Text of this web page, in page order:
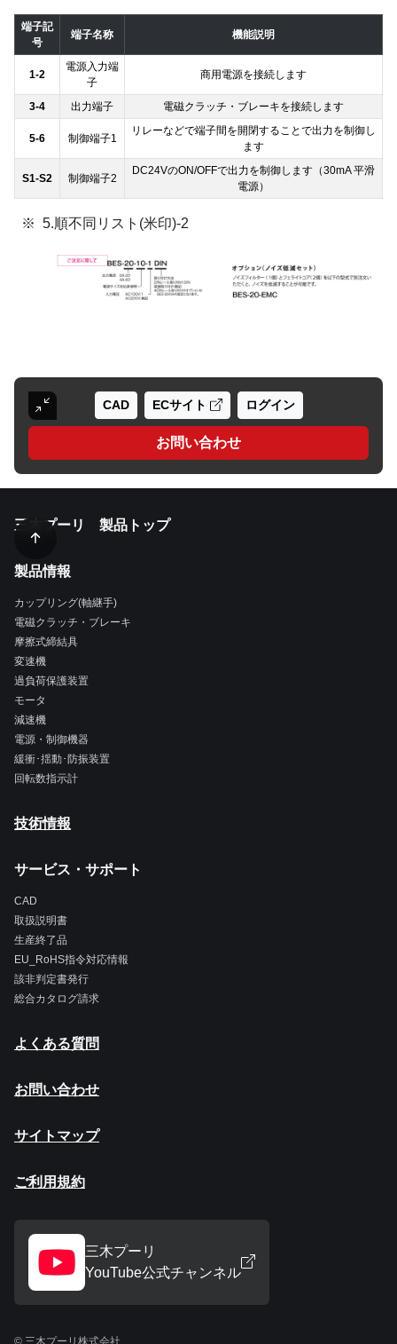
端子記
号
端子名称 機能説明
1-2
電源入力端
子
商用電源を接続します
3-4 出力端子 電磁クラッチ・ブレーキを接続します
5-6 制御端子1
リレーなどで端子間を開閉することで出力を制御し
ます
S1-S2 制御端子2
DC24VのON/OFFで出力を制御します（30mA 平滑
電源）
5.順不同リスト(米印)-2
CAD ECサイト ログイン
お問い合わせ
三木プーリ 製品トップ
製品情報
カップリング(軸継手)
電磁クラッチ・ブレーキ
摩擦式締結具
変速機
過負荷保護装置
モータ
減速機
電源・制御機器
緩衝･揺動･防振装置
回転数指示計
技術情報
サービス・サポート
CAD
取扱説明書
生産終了品
EU_RoHS指令対応情報
該非判定書発行
総合カタログ請求
よくある質問
お問い合わせ
サイトマップ
ご利用規約
三木プーリ
YouTube公式チャンネル